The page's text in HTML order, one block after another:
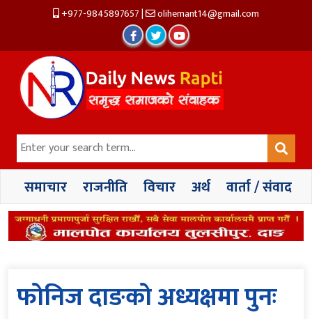
+977-9845897657| olihemant14@gmail.com
समाचार राजनीति विचार अर्थ वार्ता / संवाद
फोनिज दाङको अध्यक्षमा पुनः